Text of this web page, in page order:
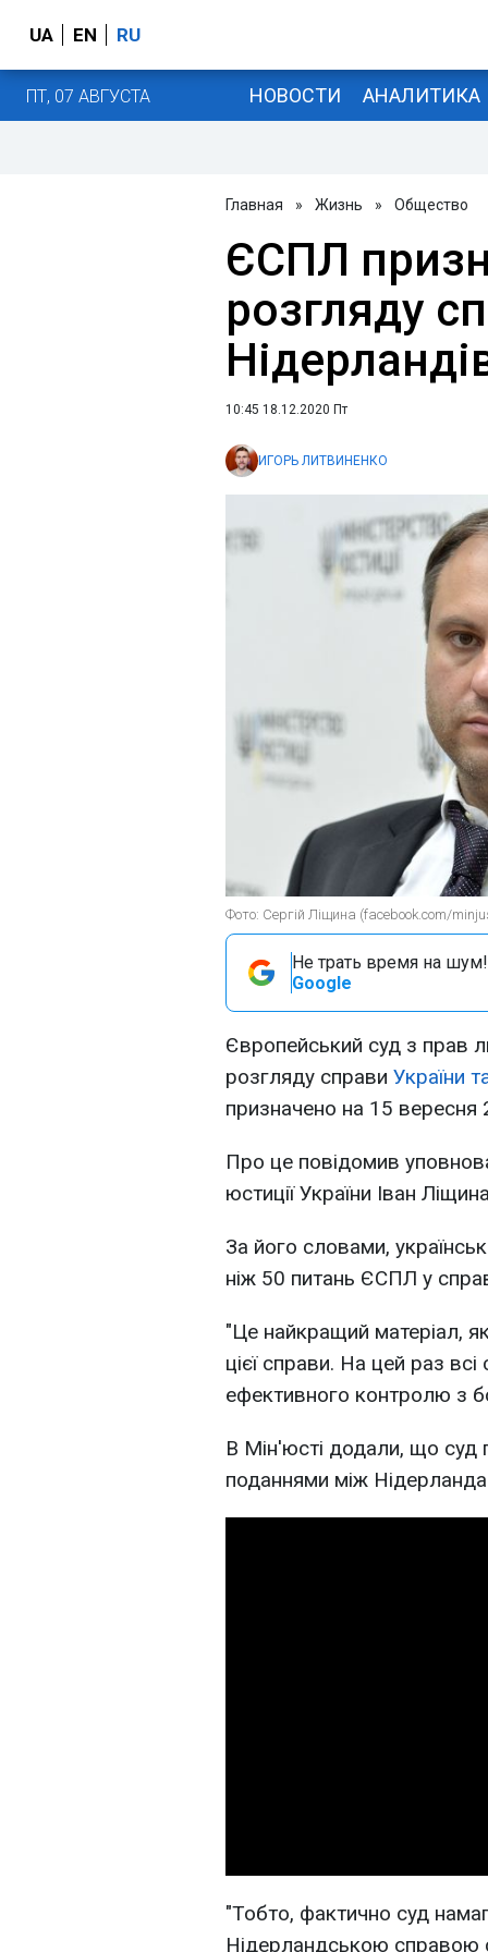
UA EN RU
ПТ, 07 АВГУСТА НОВОСТИ АНАЛИТИКА
Главная » Жизнь » Общество
ЄСПЛ
розгляду
10:45 18.12.2020 Пт
ИГОРЬ ЛИТВИНЕНКО
Фото: Сергій Ліщина (facebook.com/
Не трать время на
Google
Європейський суд з прав
розгляду справи України
призначено на 15 вересня
Про це повідомив
юстиції України Іван
За його словами,
ніж 50 питань ЄСПЛ у
"Це найкращий матеріал,
цієї справи. На цей раз
ефективного контролю з
В Мін'юсті додали, що суд
поданнями між
"Тобто, фактично суд
Нідерландською справою